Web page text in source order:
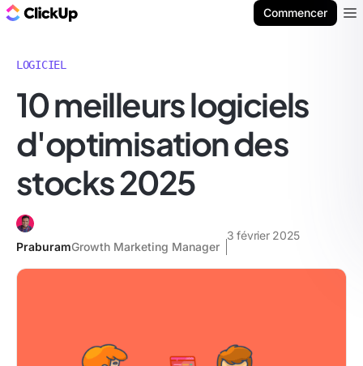
Commencer
LOGICIEL
10 meilleurs logiciels
d'optimisation des
stocks 2025
PraburamGrowth Marketing Manager
3 février 2025